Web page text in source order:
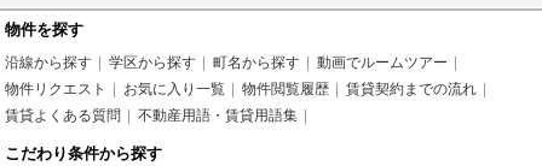
物件を探す
沿線から探す 学区から探す 町名から探す
動画でルームツアー
物件リクエスト
お気に入り一覧 物件閲覧履歴
賃貸契約までの流れ
賃貸よくある質問
不動産用語・賃貸用語集
こだわり条件から探す